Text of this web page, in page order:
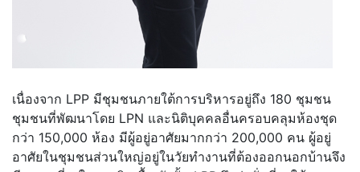
เนื่องจาก LPP มีชุมชนภายใต้การบริหารอยู่ถึง 180 ชุมชน
ชุมชนที่พัฒนาโดย LPN และนิติบุคคลอื่นครอบคลุมห้องชุด
กว่า 150,000 ห้อง มีผู้อยู่อาศัยมากกว่า 200,000 คน ผู้อยู่
อาศัยในชุมชนส่วนใหญ่อยู่ในวัยทำงานที่ต้องออกนอกบ้านจึง